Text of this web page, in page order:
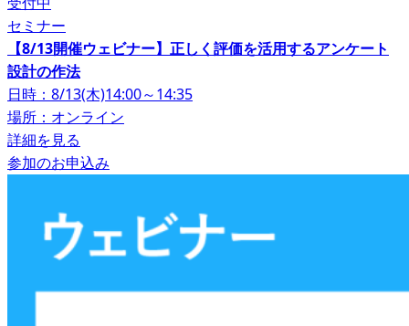
セミナー
【8/13開催ウェビナー】正しく評価を活用するアンケート
設計の作法
日時：8/13(木)14:00～14:35
場所：オンライン
詳細を見る
参加のお申込み